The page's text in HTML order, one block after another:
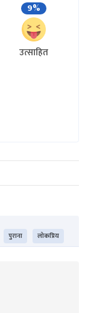
9%
उत्साहित
पुराना लोकप्रिय